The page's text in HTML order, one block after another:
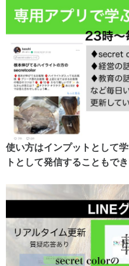
使い方はインプットとして
トとして発信することもでき